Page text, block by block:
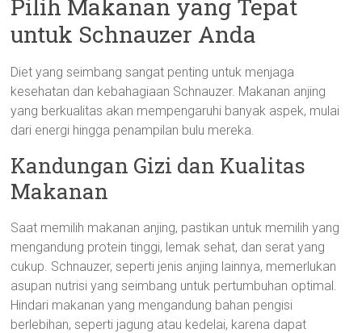
Pilih Makanan yang Tepat
untuk Schnauzer Anda
Diet yang seimbang sangat penting untuk menjaga
kesehatan dan kebahagiaan Schnauzer. Makanan anjing
yang berkualitas akan mempengaruhi banyak aspek, mulai
dari energi hingga penampilan bulu mereka.
Kandungan Gizi dan Kualitas
Makanan
Saat memilih makanan anjing, pastikan untuk memilih yang
mengandung protein tinggi, lemak sehat, dan serat yang
cukup. Schnauzer, seperti jenis anjing lainnya, memerlukan
asupan nutrisi yang seimbang untuk pertumbuhan optimal.
Hindari makanan yang mengandung bahan pengisi
berlebihan, seperti jagung atau kedelai, karena dapat